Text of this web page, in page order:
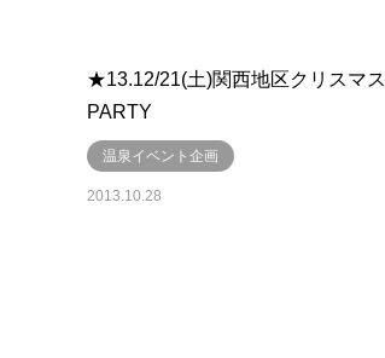
★13.12/21(土)関西地区クリスマス
PARTY
温泉イベント企画
2013.10.28